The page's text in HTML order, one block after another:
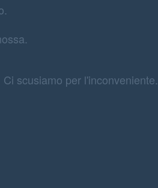
Ci scusiamo per l'inconveniente.